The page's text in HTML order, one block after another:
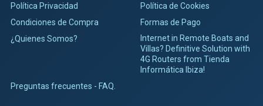
Política Privacidad
Política de Cookies
Condiciones de Compra
Formas de Pago
¿Quienes Somos?
Internet in Remote Boats and
Villas? Definitive Solution with
4G Routers from Tienda
Informática Ibiza!
Preguntas frecuentes - FAQ.